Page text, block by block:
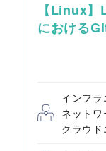
【Linux
における
インフ
ネット
クラウ